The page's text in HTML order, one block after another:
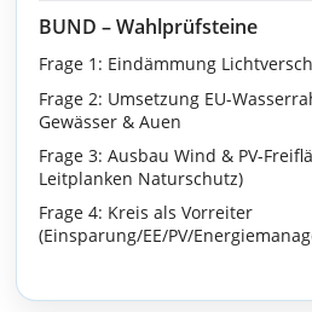
BUND – Wahlprüfsteine
Frage 1: Eindämmung
Frage 2: Umsetzung EU-
Gewässer & Auen
Frage 3: Ausbau Wind & PV-
Leitplanken Naturschutz)
Frage 4: Kreis als Vorreiter
(Einsparung/EE/PV/